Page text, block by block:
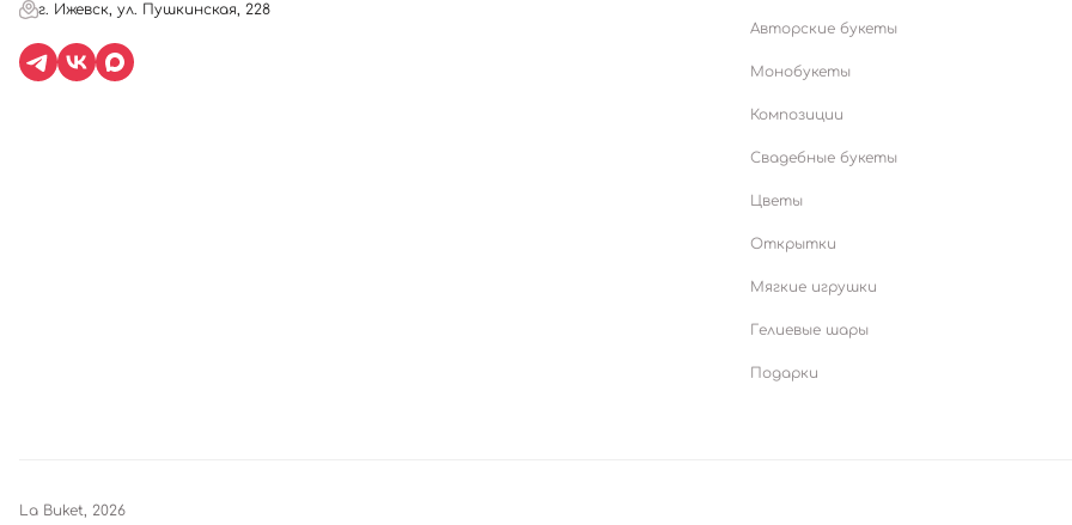
г. Ижевск, ул. Пушкинская, 228
Авторские букеты
Монобукеты
Композиции
Свадебные букеты
Цветы
Открытки
Мягкие игрушки
Гелиевые шары
Подарки
La Buket, 2026